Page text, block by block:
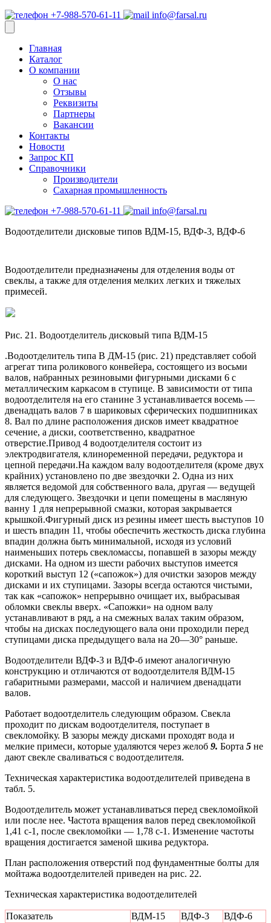
+7-988-570-61-11
info@farsal.ru
Главная
Каталог
О компании
О нас
Отзывы
Реквизиты
Партнеры
Вакансии
Контакты
Новости
Запрос КП
Справочники
Производители
Сахарная промышленность
+7-988-570-61-11
info@farsal.ru
Водоотделители дисковые типов ВДМ-15, ВДФ-3, ВДФ-6
Водоотделители предназначены для отделения воды от
свеклы, а также для отделения мелких легких и тяжелых
примесей.
Рис. 21. Водоотделитель дисковый типа ВДМ-15
.Водоотделитель типа В ДМ-15 (рис. 21) представляет собой
агрегат типа роликового конвейера, состоящего из восьми
валов, набранных резиновыми фигурными дисками 6 с
металлическим каркасом в ступице. В зависимости от типа
водоотделителя на его станине 3 устанавливается восемь —
двенадцать валов 7 в шариковых сферических подшипниках
8. Вал по длине расположения дисков имеет квадратное
сечение, а диски, соответственно, квадратное
отверстие.Привод 4 водоотделителя состоит из
электродвигателя, клиноременной передачи, редуктора и
цепной передачи.На каждом валу водоотделителя (кроме двух
крайних) установлено по две звездочки 2. Одна из них
является ведомой для собственного вала, другая — ведущей
для следующего. Звездочки и цепи помещены в масляную
ванну 1 для непрерывной смазки, которая закрывается
крышкой.Фигурный диск из резины имеет шесть выступов 10
и шесть впадин 11, чтобы обеспечить жесткость диска глубина
впадин должна быть минимальной, исходя из условий
наименьших потерь свекломассы, попавшей в зазоры между
дисками. На одном из шести рабочих выступов имеется
короткий выступ 12 («сапожок») для очистки зазоров между
дисками и их ступицами. Зазоры всегда остаются чистыми,
так как «сапожок» непрерывно очищает их, выбрасывая
обломки свеклы вверх. «Сапожки» на одном валу
устанавливают в ряд, а на смежных валах таким образом,
чтобы на дисках последующего вала они проходили перед
ступицами диска предыдущего вала на 20—30° раньше.
Водоотделители ВДФ-3 и ВДФ-б имеют аналогичную
конструкцию и отли­чаются от водоотделителя ВДМ-15
габаритными размерами, массой и наличием двенадцати
валов.
Работает водоотделитель следующим образом. Свекла
проходит по дискам водоотделителя, поступает в
свекломойку. В зазоры между дисками проходят вода и
мелкие примеси, которые удаляются через желоб 9. Борта 5 не
дают свекле сваливаться с водоотделителя.
Техническая характеристика водоотделителей приведена в
табл. 5.
Водоотделитель может устанавливаться перед свекломойкой
или после нее. Частота вращения валов перед свекломойкой
1,41 с-1, после свекломойки — 1,78 с-1. Изменение частоты
вращения достигается заменой шкива редуктора.
План расположения отверстий под фундаментные болты для
мойтажа во­доотделителей приведен на рис. 22.
Техническая характеристика водоотделителей
Показатель ВДМ-15 ВДФ-3
ВДФ-6